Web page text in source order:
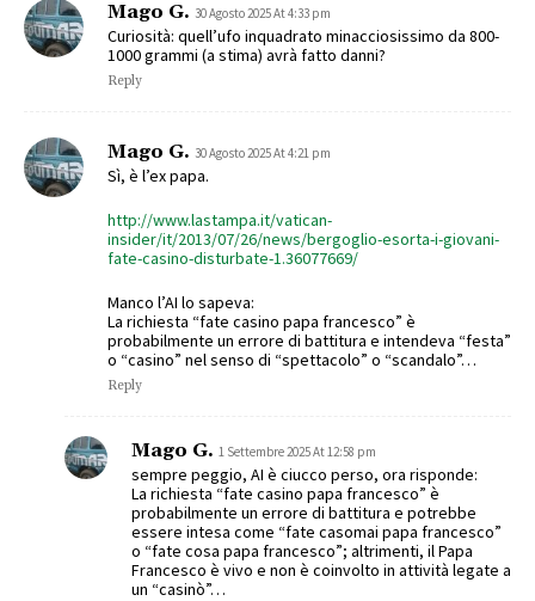
Mago G. 30 Agosto 2025 At 4:33 pm
Curiosità: quell’ufo inquadrato minacciosissimo da 800-
1000 grammi (a stima) avrà fatto danni?
Reply
Mago G. 30 Agosto 2025 At 4:21 pm
Sì, è l’ex papa.
http://www.lastampa.it/vatican-
insider/it/2013/07/26/news/bergoglio-esorta-i-giovani-
fate-casino-disturbate-1.36077669/
Manco l’AI lo sapeva:
La richiesta “fate casino papa francesco” è
probabilmente un errore di battitura e intendeva “festa”
o “casino” nel senso di “spettacolo” o “scandalo”…
Reply
Mago G. 1 Settembre 2025 At 12:58 pm
sempre peggio, AI è ciucco perso, ora risponde:
La richiesta “fate casino papa francesco” è
probabilmente un errore di battitura e potrebbe
essere intesa come “fate casomai papa francesco”
o “fate cosa papa francesco”; altrimenti, il Papa
Francesco è vivo e non è coinvolto in attività legate a
un “casinò”…